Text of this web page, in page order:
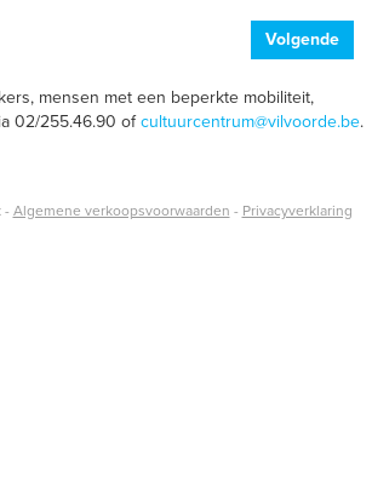
Volgende
mensen met een beperkte mobiliteit,
02/255.46.90 ofcultuurcentrum@vilvoorde.be.
- Algemene verkoopsvoorwaarden - Privacyverklaring